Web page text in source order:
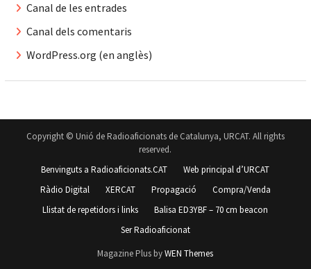
Canal de les entrades
Canal dels comentaris
WordPress.org (en anglès)
Copyright © Unió de Radioaficionats de Catalunya, URCAT. All rights
reserved.
Benvinguts a Radioaficionats.CAT
Web principal d’URCAT
Ràdio Digital
XERCAT Propagació
Compra/Venda
Llistat de repetidors i links
Balisa ED3YBF – 70 cm beacon
Ser Radioaficionat
Magazine Plus byWEN Themes